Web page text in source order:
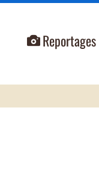
Reportages